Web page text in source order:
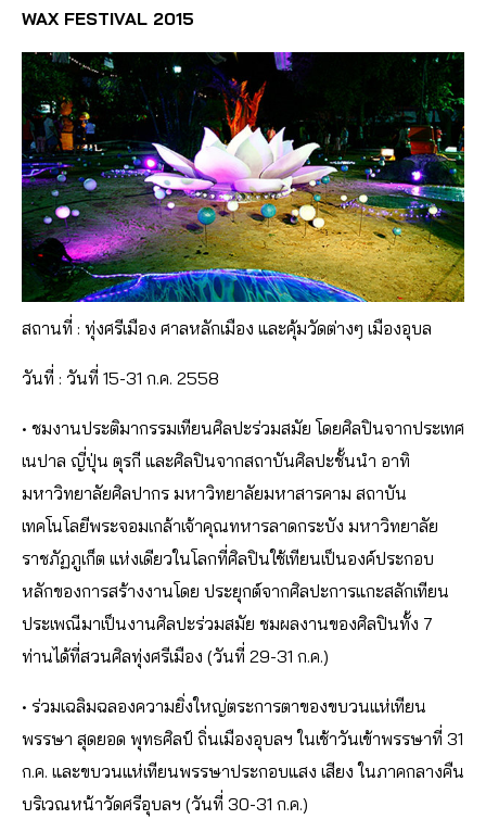
WAX FESTIVAL 2015
สถานที่ : ทุ่งศรีเมือง ศาลหลักเมือง และคุ้มวัดต่างๆ เมืองอุบล
วันที่ : วันที่ 15-31 ก.ค. 2558
• ชมงานประติมากรรมเทียนศิลปะร่วมสมัย โดยศิลปินจากประเทศ
เนปาล ญี่ปุ่น ตุรกี และศิลปินจากสถาบันศิลปะชั้นนำ อาทิ
มหาวิทยาลัยศิลปากร มหาวิทยาลัยมหาสารคาม สถาบัน
เทคโนโลยีพระจอมเกล้าเจ้าคุณทหารลาดกระบัง มหาวิทยาลัย
ราชภัฏภูเก็ต แห่งเดียวในโลกที่ศิลปินใช้เทียนเป็นองค์ประกอบ
หลักของการสร้างงานโดย ประยุกต์จากศิลปะการแกะสลักเทียน
ประเพณีมาเป็นงานศิลปะร่วมสมัย ชมผลงานของศิลปินทั้ง 7
ท่านได้ที่สวนศิลทุ่งศรีเมือง (วันที่ 29-31 ก.ค.)
• ร่วมเฉลิมฉลองความยิ่งใหญ่ตระการตาของขบวนแห่เทียน
พรรษา สุดยอด พุทธศิลป์ ถิ่นเมืองอุบลฯ ในเช้าวันเข้าพรรษาที่ 31
ก.ค. และขบวนแห่เทียนพรรษาประกอบแสง เสียง ในภาคกลางคืน
บริเวณหน้าวัดศรีอุบลฯ (วันที่ 30-31 ก.ค.)